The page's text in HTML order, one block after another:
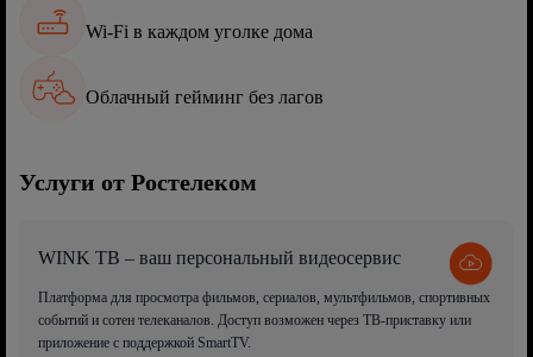
Wi-Fi в каждом уголке дома
Облачный гейминг без лагов
Услуги от Ростелеком
WINK ТВ – ваш персональный видеосервис
Платформа для просмотра фильмов, сериалов, мультфильмов, спортивных
событий и сотен телеканалов. Доступ возможен через ТВ-приставку или
приложение с поддержкой SmartTV.